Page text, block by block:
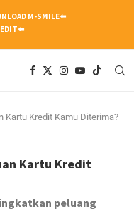
M-SMILE⬅️
Kartu Kredit Kamu Diterima?
Kartu Kredit
peluang